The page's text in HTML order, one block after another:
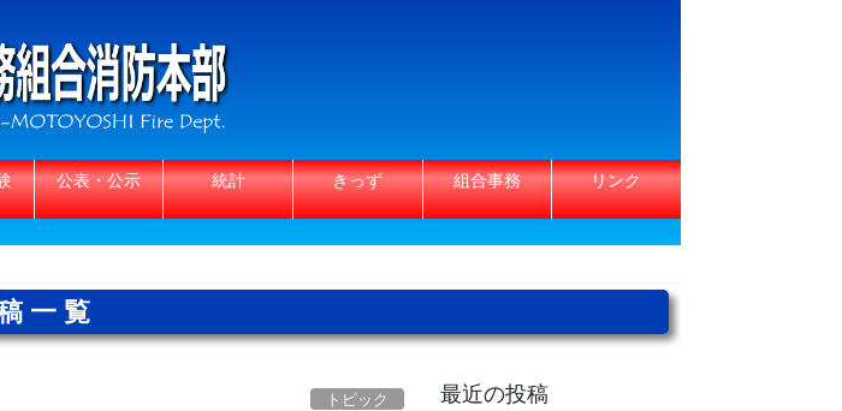
公表・公示 統計 きっず 組合事務 リンク
一覧
トピック 最近の投稿